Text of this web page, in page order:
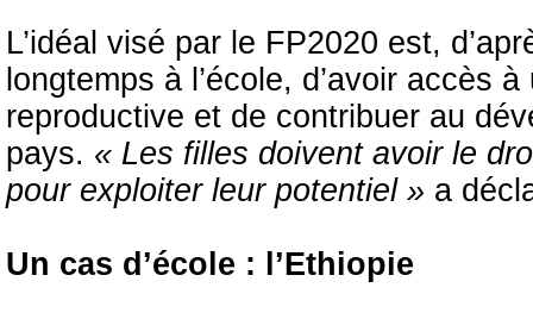
L’idéal visé par le FP2020 est,
longtemps à l’école, d’avoir accès
reproductive et de contribuer au
pays. « Les filles doivent avoir le
pour exploiter leur potentiel » a
Un cas d’école : l’Ethiopie